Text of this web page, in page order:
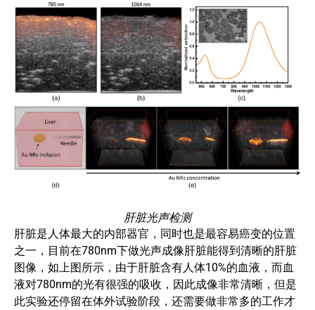
肝脏光声检测
肝脏是人体最大的内部器官，同时也是最容易癌变的位置
之一，目前在780nm下做光声成像肝脏能得到清晰的肝脏
图像，如上图所示，由于肝脏含有人体10%的血液，而血
液对780nm的光有很强的吸收，因此成像非常清晰，但是
此实验还停留在体外试验阶段，还需要做非常多的工作才